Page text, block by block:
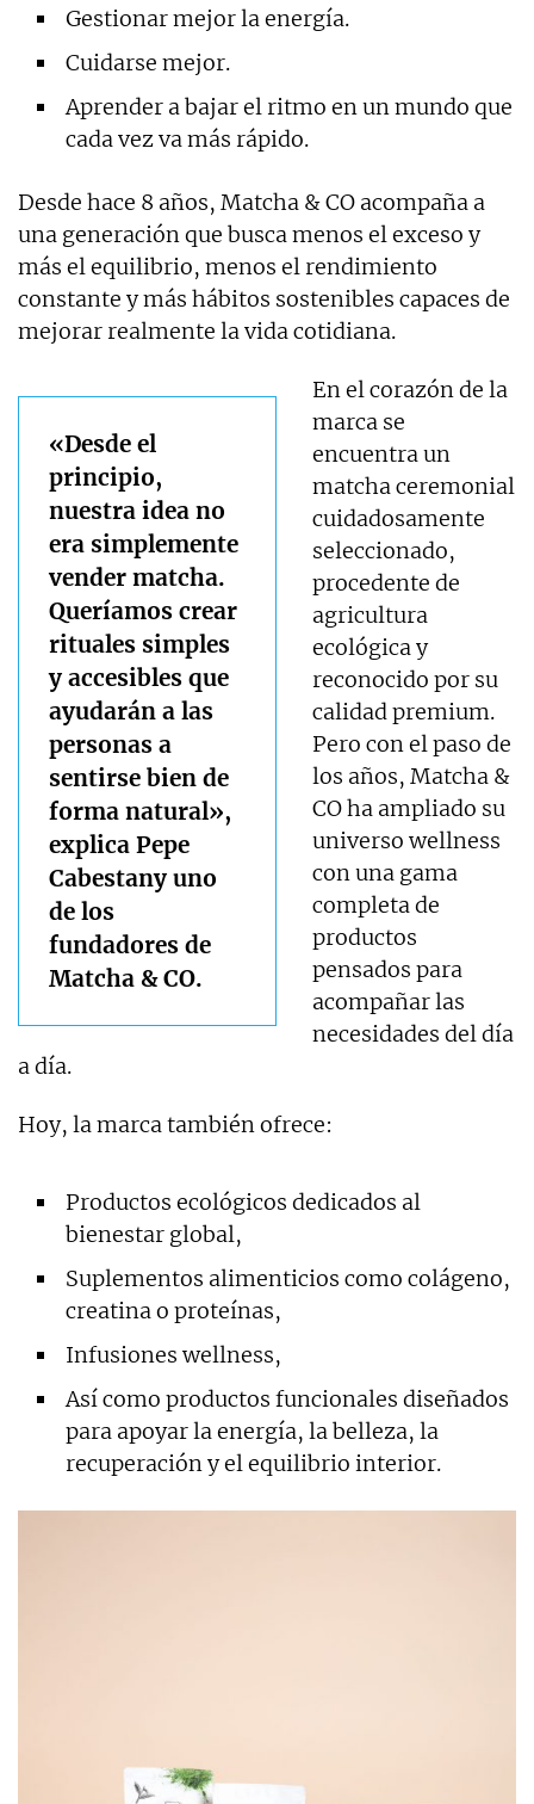
Gestionar mejor la energía.
Cuidarse mejor.
Aprender a bajar el ritmo en un mundo que
cada vez va más rápido.
Desde hace 8 años, Matcha & CO acompaña a
una generación que busca menos el exceso y
más el equilibrio, menos el rendimiento
constante y más hábitos sostenibles capaces de
mejorar realmente la vida cotidiana.
«Desde el
principio,
nuestra idea no
era simplemente
vender matcha.
Queríamos crear
rituales simples
y accesibles que
ayudarán a las
personas a
sentirse bien de
forma natural»,
explica Pepe
Cabestany uno
de los
fundadores de
Matcha & CO.
En el corazón de la
marca se
encuentra un
matcha ceremonial
cuidadosamente
seleccionado,
procedente de
agricultura
ecológica y
reconocido por su
calidad premium.
Pero con el paso de
los años, Matcha &
CO ha ampliado su
universo wellness
con una gama
completa de
productos
pensados para
acompañar las
necesidades del día
a día.
Hoy, la marca también ofrece:
Productos ecológicos dedicados al
bienestar global,
Suplementos alimenticios como colágeno,
creatina o proteínas,
Infusiones wellness,
Así como productos funcionales diseñados
para apoyar la energía, la belleza, la
recuperación y el equilibrio interior.